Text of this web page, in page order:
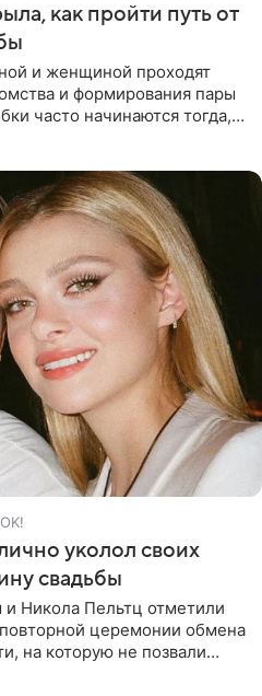
как пройти путь от
и женщиной проходят
и формирования пары
часто начинаются тогда,
уколол своих
свадьбы
Никола Пельтц отметили
церемонии обмена
на которую не позвали